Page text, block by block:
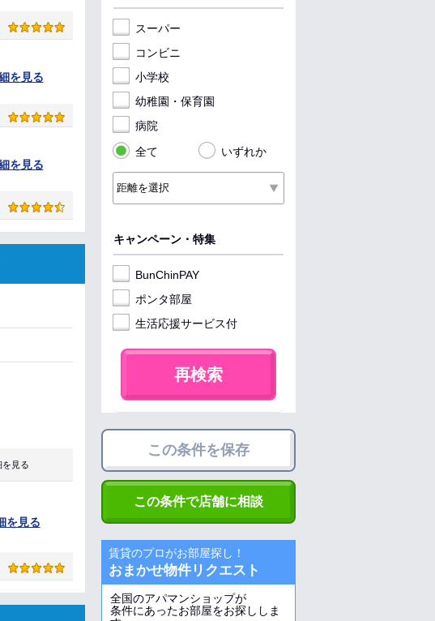
を見る
を見る
を見る
を見る
スーパー
コンビニ
小学校
幼稚園・保育園
病院
全て
いずれか
キャンペーン・特集
BunChinPAY
ポンタ部屋
生活応援サービス付
再検索
この条件を保存
この条件で店舗に相談
賃貸のプロがお部屋探し！
おまかせ物件リクエスト
全国のアパマンショップが
条件にあったお部屋をお探ししま